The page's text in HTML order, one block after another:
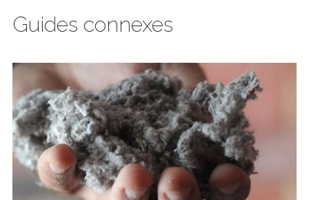
Guides connexes